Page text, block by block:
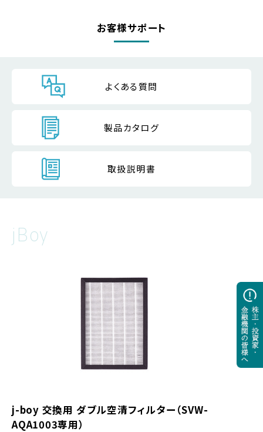
お客様サポート
よくある質問
製品カタログ
取扱説明書
jBoy
j-boy 交換用 ダブル空清フィルター（SVW-
AQA1003専用）